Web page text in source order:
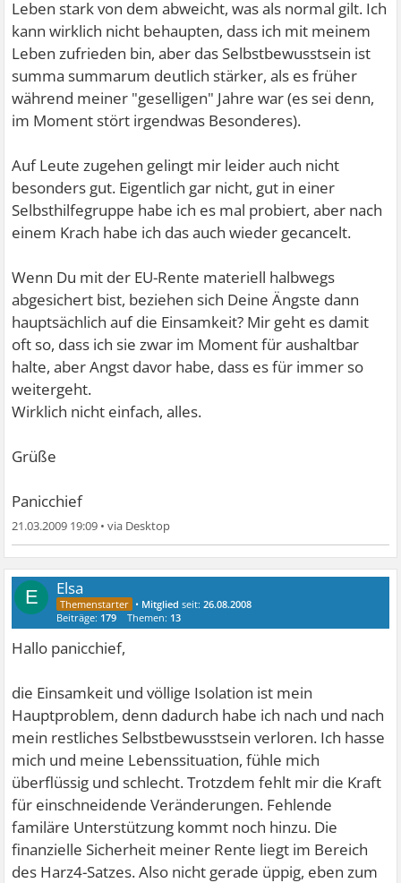
Leben stark von dem abweicht, was als normal gilt. Ich
kann wirklich nicht behaupten, dass ich mit meinem
Leben zufrieden bin, aber das Selbstbewusstsein ist
summa summarum deutlich stärker, als es früher
während meiner "geselligen" Jahre war (es sei denn,
im Moment stört irgendwas Besonderes).
Auf Leute zugehen gelingt mir leider auch nicht
besonders gut. Eigentlich gar nicht, gut in einer
Selbsthilfegruppe habe ich es mal probiert, aber nach
einem Krach habe ich das auch wieder gecancelt.
Wenn Du mit der EU-Rente materiell halbwegs
abgesichert bist, beziehen sich Deine Ängste dann
hauptsächlich auf die Einsamkeit? Mir geht es damit
oft so, dass ich sie zwar im Moment für aushaltbar
halte, aber Angst davor habe, dass es für immer so
weitergeht.
Wirklich nicht einfach, alles.
Grüße
Panicchief
21.03.2009 19:09 •
E Elsa
• Mitglied seit:26.08.2008
Beiträge: 179 Themen: 13
Hallo panicchief,
die Einsamkeit und völlige Isolation ist mein
Hauptproblem, denn dadurch habe ich nach und nach
mein restliches Selbstbewusstsein verloren. Ich hasse
mich und meine Lebenssituation, fühle mich
überflüssig und schlecht. Trotzdem fehlt mir die Kraft
für einschneidende Veränderungen. Fehlende
familäre Unterstützung kommt noch hinzu. Die
finanzielle Sicherheit meiner Rente liegt im Bereich
des Harz4-Satzes. Also nicht gerade üppig, eben zum